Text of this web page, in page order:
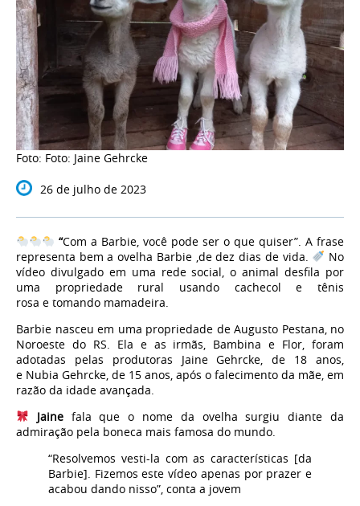
Foto: Foto: Jaine Gehrcke
26 de julho de 2023
“Com a Barbie, você pode ser o que quiser”. A frase
representa bem a ovelha Barbie ,de dez dias de vida.
No
vídeo divulgado em uma rede social, o animal desfila por
uma propriedade rural usando cachecol e tênis
rosa e tomando mamadeira.
Barbie nasceu em uma propriedade de Augusto Pestana, no
Noroeste do RS. Ela e as irmãs, Bambina e Flor, foram
adotadas pelas produtoras Jaine Gehrcke,
de 18 anos,
e Nubia Gehrcke, de 15 anos, após o falecimento da mãe, em
razão da idade avançada.
Jainefala que o nome da ovelha surgiu diante da
admiração pela boneca mais famosa do mundo
“Resolvemos vesti-la com as características [da
Barbie]. Fizemos este vídeo apenas por prazer e
acabou dando nisso”, conta a jovem